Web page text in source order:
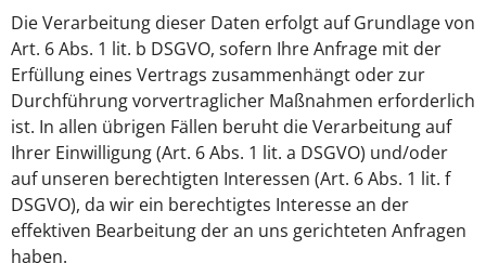
Die Verarbeitung dieser Daten erfolgt auf Grundlage von
Art. 6 Abs. 1 lit. b DSGVO, sofern Ihre Anfrage mit der
Erfüllung eines Vertrags zusammenhängt oder zur
Durchführung vorvertraglicher Maßnahmen erforderlich
ist. In allen übrigen Fällen beruht die Verarbeitung auf
Ihrer Einwilligung (Art. 6 Abs. 1 lit. a DSGVO) und/oder
auf unseren berechtigten Interessen (Art. 6 Abs. 1 lit. f
DSGVO), da wir ein berechtigtes Interesse an der
effektiven Bearbeitung der an uns gerichteten Anfragen
haben.